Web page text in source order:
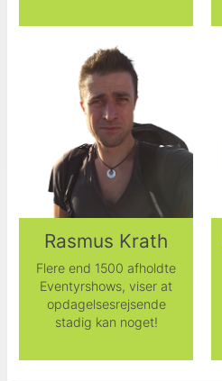
Rasmus Krath
Flere end 1500 afholdte
Eventyrshows, viser at
opdagelsesrejsende
stadig kan noget!